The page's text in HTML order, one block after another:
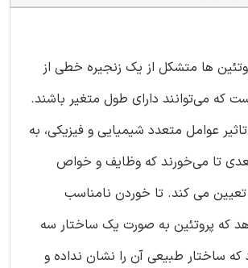
ها متشکل از یک زنجیره خطی از
که می‌توانند دارای طول متغیر باشند.
عوامل متعدد شیمیایی و فیزیکی، به
تا می‌خورند که وظایف و خواص
تعیین می کند. تا خوردن نامناسب
که پروتئین به صورت یک ساختار سه
ساختار طبیعی آن را نشان نداده و